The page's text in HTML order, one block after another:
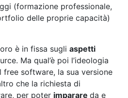
(formazione professionale,
delle proprie capacità)
è in fissa sugli aspetti
Ma qual’è poi l’ideologia
free software, la sua versione
che la richiesta di
per poter imparare da e